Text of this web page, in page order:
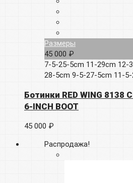
Размеры
45 000 ₽
7-5-25-5cm 11-29cm 12-
28-5cm 9-5-27-5cm 11-
Ботинки RED WING 8138
6-INCH BOOT
45 000 ₽
Распродажа!